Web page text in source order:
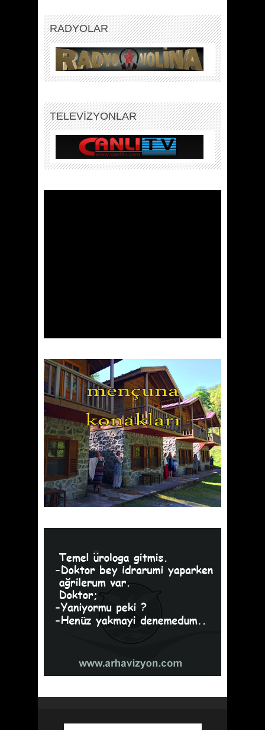
RADYOLAR
TELEVİZYONLAR